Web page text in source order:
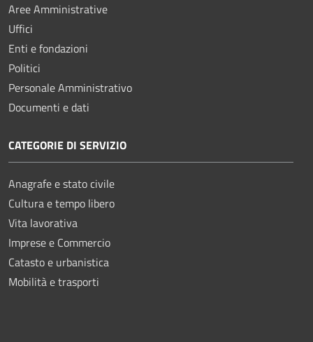
Aree Amministrative
Uffici
Enti e fondazioni
Politici
Personale Amministrativo
Documenti e dati
CATEGORIE DI SERVIZIO
Anagrafe e stato civile
Cultura e tempo libero
Vita lavorativa
Imprese e Commercio
Catasto e urbanistica
Mobilità e trasporti